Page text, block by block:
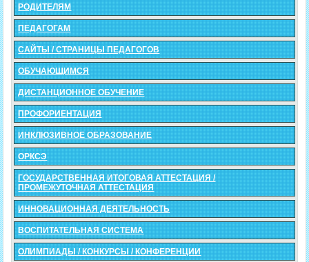
РОДИТЕЛЯМ
ПЕДАГОГАМ
САЙТЫ / СТРАНИЦЫ ПЕДАГОГОВ
ОБУЧАЮЩИМСЯ
ДИСТАНЦИОННОЕ ОБУЧЕНИЕ
ПРОФОРИЕНТАЦИЯ
ИНКЛЮЗИВНОЕ ОБРАЗОВАНИЕ
ОРКСЭ
ГОСУДАРСТВЕННАЯ ИТОГОВАЯ АТТЕСТАЦИЯ /
ПРОМЕЖУТОЧНАЯ АТТЕСТАЦИЯ
ИННОВАЦИОННАЯ ДЕЯТЕЛЬНОСТЬ
ВОСПИТАТЕЛЬНАЯ СИСТЕМА
ОЛИМПИАДЫ / КОНКУРСЫ / КОНФЕРЕНЦИИ